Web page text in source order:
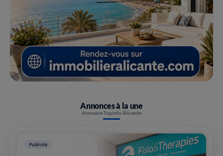
Annonces à la une
Annuaire Topinfo Alicante